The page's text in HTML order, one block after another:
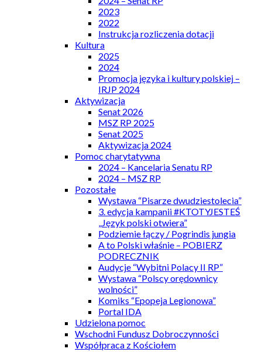
2023
2022
Instrukcja rozliczenia dotacji
Kultura
2025
2024
Promocja języka i kultury polskiej –
IRJP 2024
Aktywizacja
Senat 2026
MSZ RP 2025
Senat 2025
Aktywizacja 2024
Pomoc charytatywna
2024 – Kancelaria Senatu RP
2024 – MSZ RP
Pozostałe
Wystawa “Pisarze dwudziestolecia”
3. edycja kampanii #KTOTYJESTEŚ
„Język polski otwiera”
Podziemie łączy / Pogrindis jungia
A to Polski właśnie – POBIERZ
PODRECZNIK
Audycje “Wybitni Polacy II RP”
Wystawa “Polscy orędownicy
wolności”
Komiks “Epopeja Legionowa”
Portal IDA
Udzielona pomoc
Wschodni Fundusz Dobroczynności
Współpraca z Kościołem